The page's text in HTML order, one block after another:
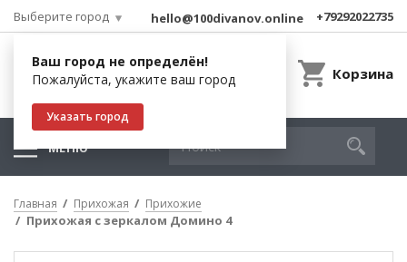
Выберите город
Ваш город не определён!
Пожалуйста, укажите ваш город
Указать город
hello@100divanov.online +79292022735
Корзина
МЕНЮ
Главная Прихожая Прихожие
Прихожая с зеркалом Домино 4